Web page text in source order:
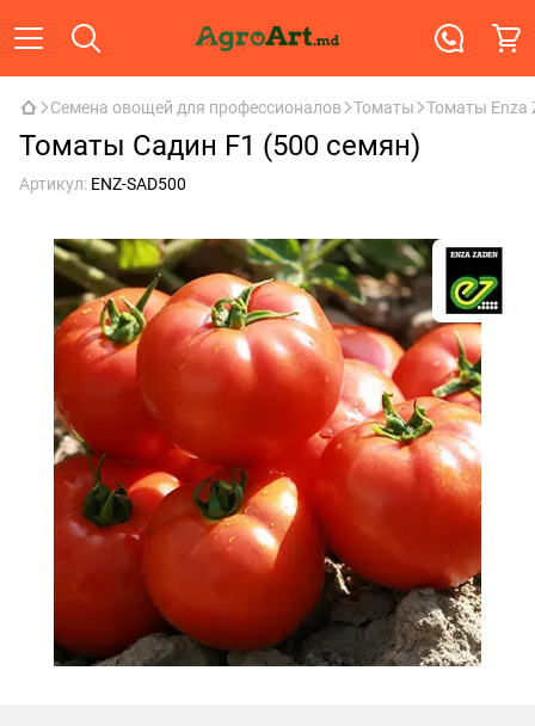
Семена овощей для профессионалов Томаты Томаты Enza
Томаты Садин F1 (500 семян)
Артикул: ENZ-SAD500